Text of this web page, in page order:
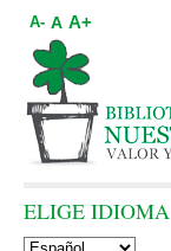
A- A A+
ELIGE IDIOMA